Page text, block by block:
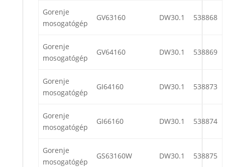
Gorenje
mosogatógép
GV63160 DW30.1 538868
Gorenje
mosogatógép
GV64160 DW30.1 538869
Gorenje
mosogatógép
GI64160 DW30.1 538873
Gorenje
mosogatógép
GI66160 DW30.1 538874
Gorenje
mosogatógép
GS63160W DW30.1 538875